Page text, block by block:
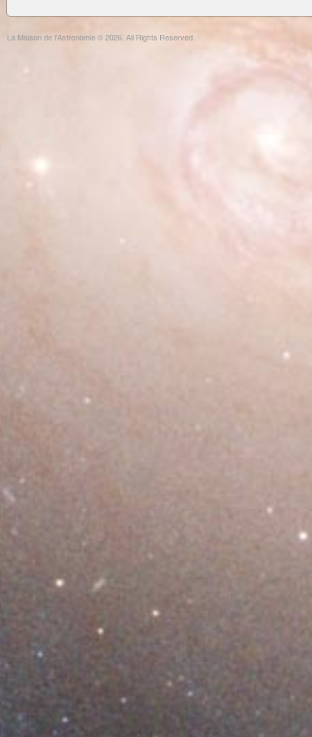
La Maison de l'Astronomie © 2026. All Rights Reserved.